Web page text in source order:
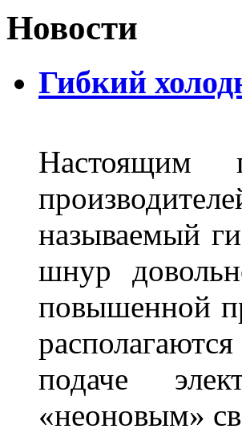
Новости
Гибкий
Настоящим
называемый
шнур
повышенной
подаче
«неоновым»